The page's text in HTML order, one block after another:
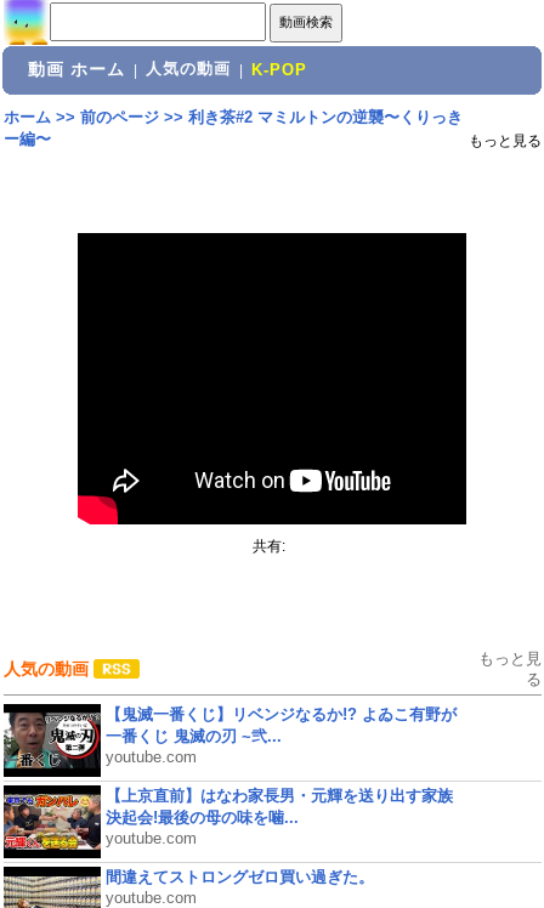
動画 ホーム 人気の動画 K-POP
ホーム>> 前のページ>> 利き茶#2 マミルトンの逆襲〜くりっき
ー編〜
もっと見る
共有:
人気の動画
もっと見
る
【鬼滅一番くじ】リベンジなるか!? よゐこ有野が
一番くじ 鬼滅の刃 ~弐...
youtube.com
【上京直前】はなわ家長男・元輝を送り出す家族
決起会!最後の母の味を噛...
youtube.com
間違えてストロングゼロ買い過ぎた。
youtube.com